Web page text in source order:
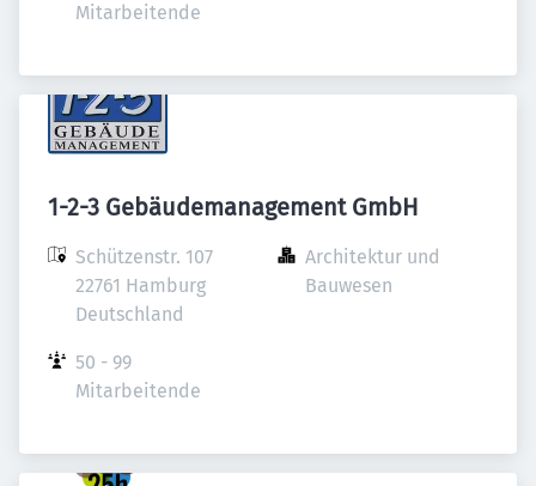
Mitarbeitende
1-2-3 Gebäudemanagement GmbH
Schützenstr. 107
22761 Hamburg
Deutschland
Architektur und
Bauwesen
50 - 99
Mitarbeitende